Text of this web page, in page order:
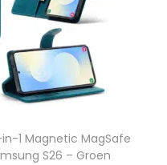
1 Magnetic MagSafe
S26 – Groen